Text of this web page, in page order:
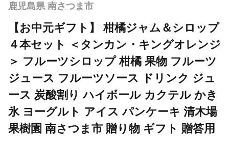
鹿児島県 南さつま市
【お中元ギフト】 柑橘ジャム＆シロップ
４本セット ＜タンカン・キングオレンジ
＞ フルーツシロップ 柑橘 果物 フルーツ
ジュース フルーツソース ドリンク ジュ
ース 炭酸割り ハイボール カクテル かき
氷 ヨーグルト アイス パンケーキ 清木場
果樹園 南さつま市 贈り物 ギフト 贈答用